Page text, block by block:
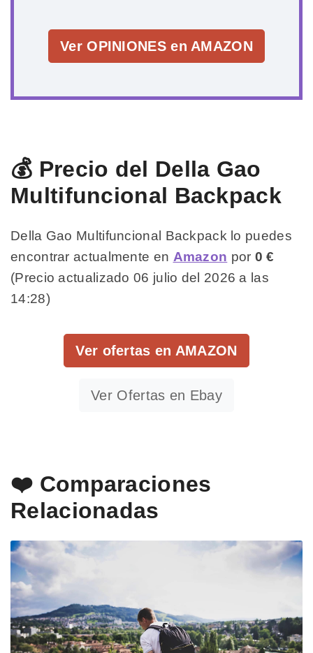
Ver OPINIONES en AMAZON
💰 Precio del Della Gao
Multifuncional Backpack
Della Gao Multifuncional Backpack lo puedes
encontrar actualmente en Amazon por 0 €
(Precio actualizado 06 julio del 2026 a las
14:28)
Ver ofertas en AMAZON
Ver Ofertas en Ebay
❤️ Comparaciones
Relacionadas